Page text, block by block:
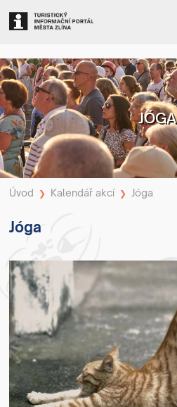
JÓGA
Úvod ❯ Kalendář akcí ❯ Jóga
Jóga